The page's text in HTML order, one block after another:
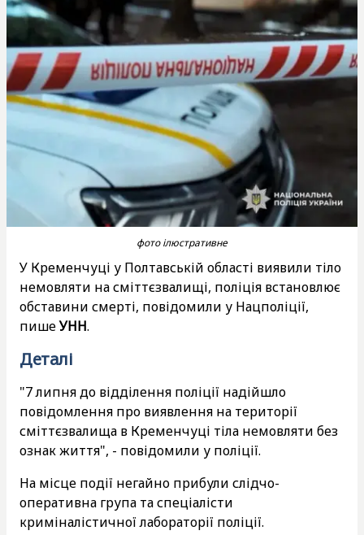
фото ілюстративне
У Кременчуці у Полтавській області виявили тіло
немовляти на сміттєзвалищі, поліція встановлює
обставини смерті, повідомили у Нацполіції,
пишеУНН.
Деталі
"7 липня до відділення поліції надійшло
повідомлення про виявлення на території
сміттєзвалища в Кременчуці тіла немовляти без
ознак життя", - повідомили у поліції.
На місце події негайно прибули слідчо-
оперативна група та спеціалісти
криміналістичної лабораторії поліції.